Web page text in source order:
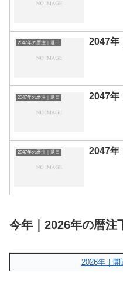
2047年の暦注｜選日 2047年
2047年の暦注｜選日 2047年
2047年の暦注｜選日 2047年
今年｜2026年の暦注
2026年｜